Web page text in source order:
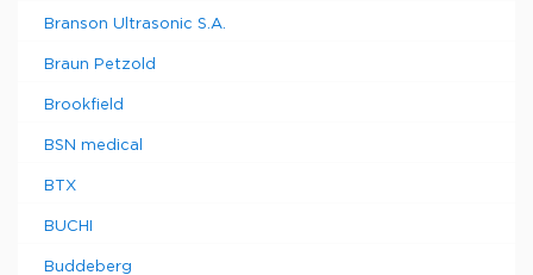
Branson Ultrasonic S.A.
Braun Petzold
Brookfield
BSN medical
BTX
BUCHI
Buddeberg